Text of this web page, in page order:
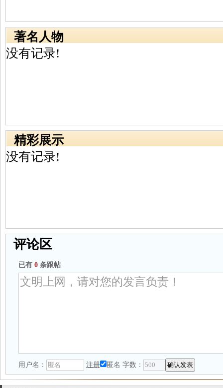
著名人物
没有记录!
精彩展示
没有记录!
评论区
已有 0 条跟帖
用户名： 注册 匿名 字数：